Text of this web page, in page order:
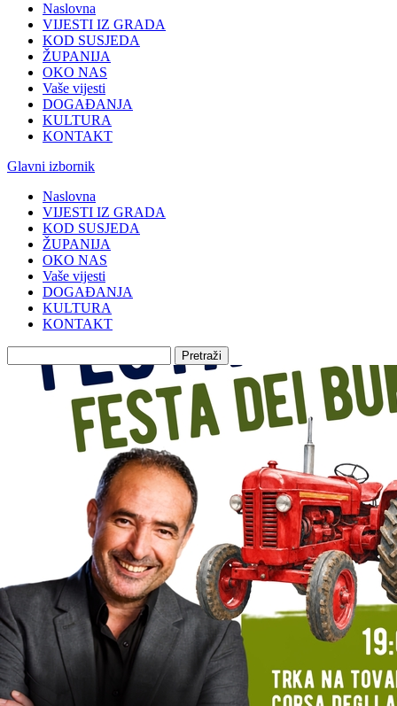
Naslovna
VIJESTI IZ GRADA
KOD SUSJEDA
ŽUPANIJA
OKO NAS
Vaše vijesti
DOGAĐANJA
KULTURA
KONTAKT
Glavni izbornik
Naslovna
VIJESTI IZ GRADA
KOD SUSJEDA
ŽUPANIJA
OKO NAS
Vaše vijesti
DOGAĐANJA
KULTURA
KONTAKT